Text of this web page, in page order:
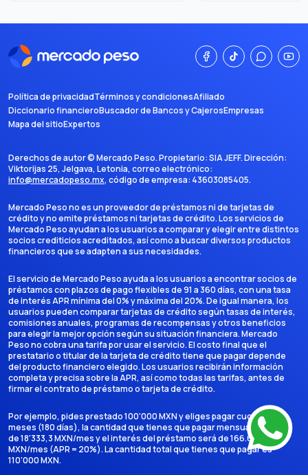
Política de privacidadTérminos y condicionesAfiliado
Diccionario financieroBuscador de Bancos y CajerosEmpresas
Mapa del sitioExpertos
Derechos de autor ©Mercado Peso. Propietario:SIA JEFF. Dirección:
Viktorijas 25, Jelgava, Letonia, correo electrónico:
info@mercadopeso.mx, código de empresa: 43603085405.
Mercado Peso no es un proveedor de préstamos ni de tarjetas de
crédito y no emite préstamos ni tarjetas de crédito. Los servicios de
Mercado Peso ayudan a los usuarios a comparar y elegir entre distintos
socios crediticios acreditados, así como a buscar diversos productos
financieros que se adapten a sus necesidades.
El servicio de Mercado Peso ayuda a los usuarios a encontrar socios de
préstamos con plazos de pago flexibles de 91 a 360 días, con una tasa
de interés APR mínima del 0% y máxima del 20%. De igual manera, los
usuarios pueden comparar tarjetas de crédito según tasas de interés,
comisiones anuales, programas de recompensas y otros beneficios
para elegir la mejor opción según su situación financiera. Mercado
Peso no cobra una tarifa por usar el servicio. El costo final que el
prestatario o titular de la tarjeta de crédito tiene que pagar depende
del producto financiero elegido. Los usuarios recibirán información
completa y precisa sobre la APR, así como todas las tarifas, antes de
firmar el contrato de préstamo o tarjeta de crédito.
Por ejemplo, pides prestado 100'000 MXN y eliges pagar cuotas en 6
meses (180 días), la cantidad que tienes que pagar mensualmente es
de 18'333,3 MXN/mes y el interés del préstamo será de 166.666,7
MXN/mes (APR = 20%). La cantidad total que tienes que pagar es
110'000 MXN.